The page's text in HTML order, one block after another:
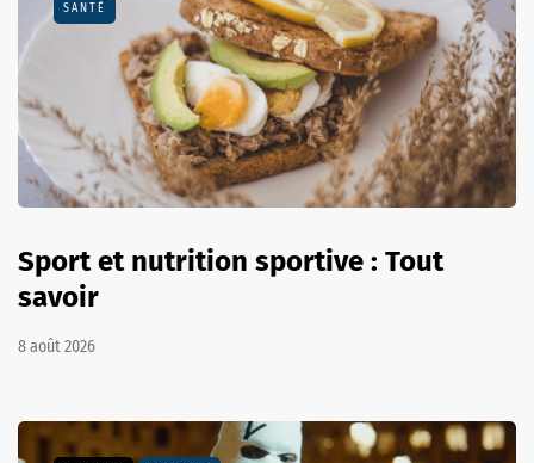
SANTÉ
Sport et nutrition sportive : Tout
savoir
8 août 2026